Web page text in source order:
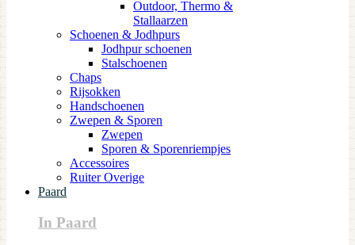
Outdoor, Thermo &
Stallaarzen
Schoenen & Jodhpurs
Jodhpur schoenen
Stalschoenen
Chaps
Rijsokken
Handschoenen
Zwepen & Sporen
Zwepen
Sporen & Sporenriempjes
Accessoires
Ruiter Overige
Paard
In Paard